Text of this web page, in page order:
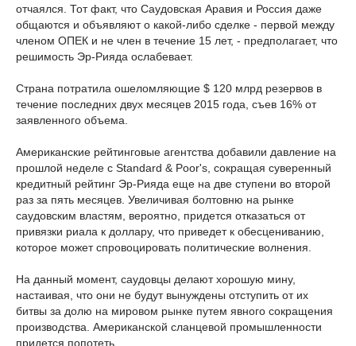
отчаялся. Тот факт, что Саудовская Аравия и Россия даже
общаются и объявляют о какой-либо сделке - первой между
членом ОПЕК и не член в течение 15 лет, - предполагает, что
решимость Эр-Рияда ослабевает.
Страна потратила ошеломляющие $ 120 млрд резервов в
течение последних двух месяцев 2015 года, съев 16% от
заявленного объема.
Американские рейтинговые агентства добавили давление на
прошлой неделе с Standard & Poor's, сокращая суверенный
кредитный рейтинг Эр-Рияда еще на две ступени во второй
раз за пять месяцев. Увеличивая болтовню на рынке
саудовским властям, вероятно, придется отказаться от
привязки риала к доллару, что приведет к обесцениванию,
которое может спровоцировать политические волнения.
На данный момент, саудовцы делают хорошую мину,
настаивая, что они не будут вынуждены отступить от их
битвы за долю на мировом рынке путем явного сокращения
производства. Американской сланцевой промышленности
придется попотеть.